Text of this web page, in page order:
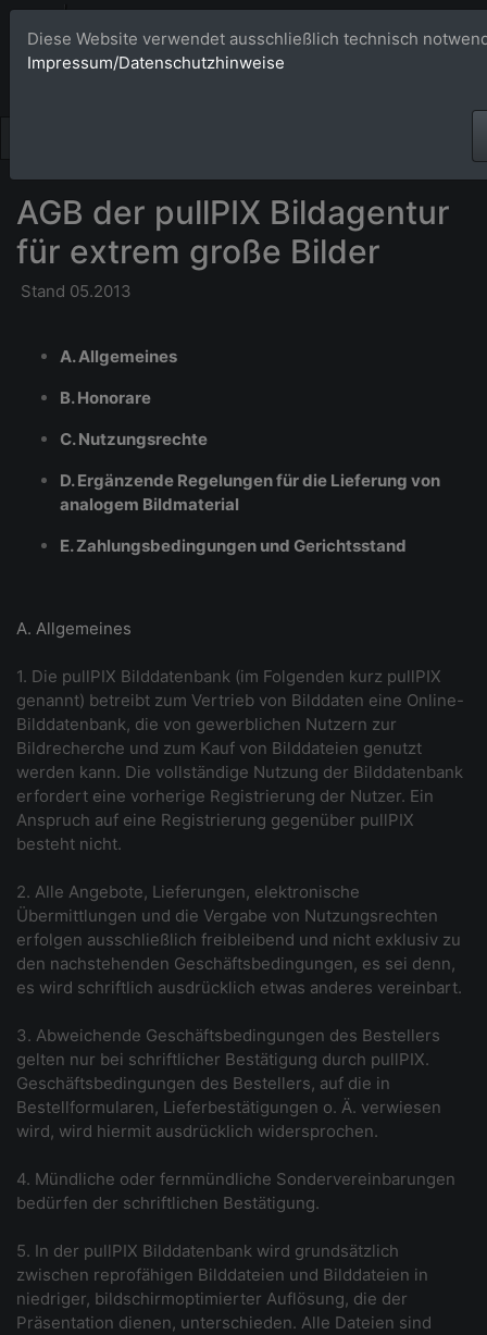
Bildagentur
AGB der pullPIX Bildagentur
für extrem große Bilder
Stand 05.2013
A. Allgemeines
B. Honorare
C. Nutzungsrechte
D. Ergänzende Regelungen für die Lieferung von
analogem Bildmaterial
E. Zahlungsbedingungen und Gerichtsstand
A. Allgemeines
1. Die pullPIX Bilddatenbank (im Folgenden kurz pullPIX
genannt) betreibt zum Vertrieb von Bilddaten eine Online-
Bilddatenbank, die von gewerblichen Nutzern zur
Bildrecherche und zum Kauf von Bilddateien genutzt
werden kann. Die vollständige Nutzung der Bilddatenbank
erfordert eine vorherige Registrierung der Nutzer. Ein
Anspruch auf eine Registrierung gegenüber pullPIX
besteht nicht.
2. Alle Angebote, Lieferungen, elektronische
Übermittlungen und die Vergabe von Nutzungsrechten
erfolgen ausschließlich freibleibend und nicht exklusiv zu
den nachstehenden Geschäftsbedingungen, es sei denn,
es wird schriftlich ausdrücklich etwas anderes vereinbart.
3. Abweichende Geschäftsbedingungen des Bestellers
gelten nur bei schriftlicher Bestätigung durch pullPIX.
Geschäftsbedingungen des Bestellers, auf die in
Bestellformularen, Lieferbestätigungen o. Ä. verwiesen
wird, wird hiermit ausdrücklich widersprochen.
4. Mündliche oder fernmündliche Sondervereinbarungen
bedürfen der schriftlichen Bestätigung.
5. In der pullPIX Bilddatenbank wird grundsätzlich
zwischen reprofähigen Bilddateien und Bilddateien in
niedriger, bildschirmoptimierter Auflösung, die der
Präsentation dienen, unterschieden. Alle Dateien sind
Diese Website verwendet ausschließlich technisch
Impressum/Datenschutzhinweise